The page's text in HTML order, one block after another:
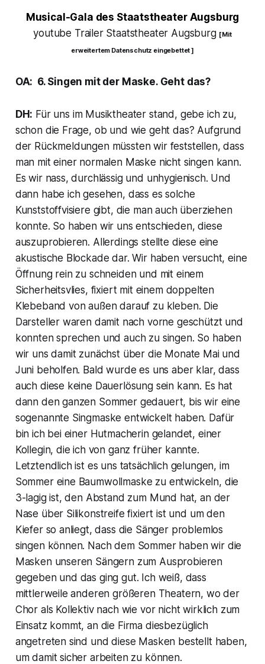
Musical-Gala des Staatstheater Augsburg
youtube Trailer Staatstheater Augsburg [ Mit
erweitertem Datenschutz eingebettet ]
OA: 6. Singen mit der Maske. Geht das?
DH: Für uns im Musiktheater stand, gebe ich zu,
schon die Frage, ob und wie geht das? Aufgrund
der Rückmeldungen müssten wir feststellen, dass
man mit einer normalen Maske nicht singen kann.
Es wir nass, durchlässig und unhygienisch. Und
dann habe ich gesehen, dass es solche
Kunststoffvisiere gibt, die man auch überziehen
konnte. So haben wir uns entschieden, diese
auszuprobieren. Allerdings stellte diese eine
akustische Blockade dar. Wir haben versucht, eine
Öffnung rein zu schneiden und mit einem
Sicherheitsvlies, fixiert mit einem doppelten
Klebeband von außen darauf zu kleben. Die
Darsteller waren damit nach vorne geschützt und
konnten sprechen und auch zu singen. So haben
wir uns damit zunächst über die Monate Mai und
Juni beholfen. Bald wurde es uns aber klar, dass
auch diese keine Dauerlösung sein kann. Es hat
dann den ganzen Sommer gedauert, bis wir eine
sogenannte Singmaske entwickelt haben. Dafür
bin ich bei einer Hutmacherin gelandet, einer
Kollegin, die ich von ganz früher kannte.
Letztendlich ist es uns tatsächlich gelungen, im
Sommer eine Baumwollmaske zu entwickeln, die
3-lagig ist, den Abstand zum Mund hat, an der
Nase über Silikonstreife fixiert ist und um den
Kiefer so anliegt, dass die Sänger problemlos
singen können. Nach dem Sommer haben wir die
Masken unseren Sängern zum Ausprobieren
gegeben und das ging gut. Ich weiß, dass
mittlerweile anderen größeren Theatern, wo der
Chor als Kollektiv nach wie vor nicht wirklich zum
Einsatz kommt, an die Firma diesbezüglich
angetreten sind und diese Masken bestellt haben,
um damit sicher arbeiten zu können.